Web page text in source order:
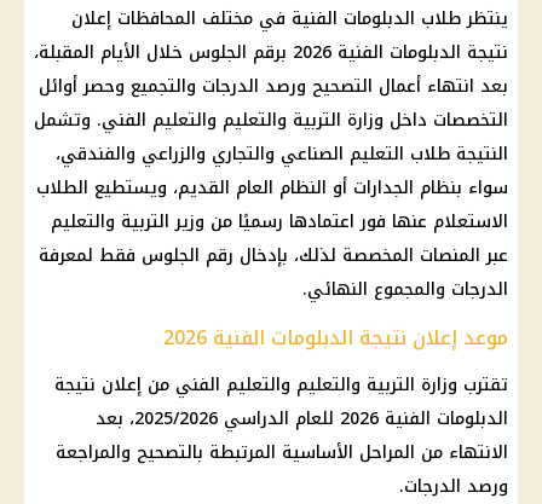
ينتظر طلاب الدبلومات الفنية في مختلف المحافظات إعلان
نتيجة الدبلومات الفنية 2026 برقم الجلوس خلال الأيام المقبلة،
بعد انتهاء أعمال التصحيح ورصد الدرجات والتجميع وحصر أوائل
التخصصات داخل وزارة التربية والتعليم والتعليم الفني. وتشمل
النتيجة طلاب التعليم الصناعي والتجاري والزراعي والفندقي،
سواء بنظام الجدارات أو النظام العام القديم، ويستطيع الطلاب
الاستعلام عنها فور اعتمادها رسميًا من وزير التربية والتعليم
عبر المنصات المخصصة لذلك، بإدخال رقم الجلوس فقط لمعرفة
الدرجات والمجموع النهائي.
موعد إعلان نتيجة الدبلومات الفنية 2026
تقترب وزارة التربية والتعليم والتعليم الفني من إعلان نتيجة
الدبلومات الفنية 2026 للعام الدراسي 2025/2026، بعد
الانتهاء من المراحل الأساسية المرتبطة بالتصحيح والمراجعة
ورصد الدرجات.